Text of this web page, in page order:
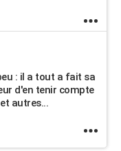
: il a tout a fait sa
d'en tenir compte
autres...